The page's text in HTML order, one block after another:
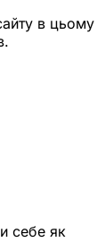
в цьому
себе як